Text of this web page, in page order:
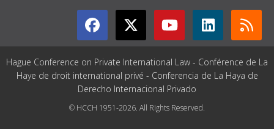
Hague Conference on Private International Law - Conférence de La
Haye de droit international privé - Conferencia de La Haya de
Derecho Internacional Privado
© HCCH 1951-2026. All Rights Reserved.